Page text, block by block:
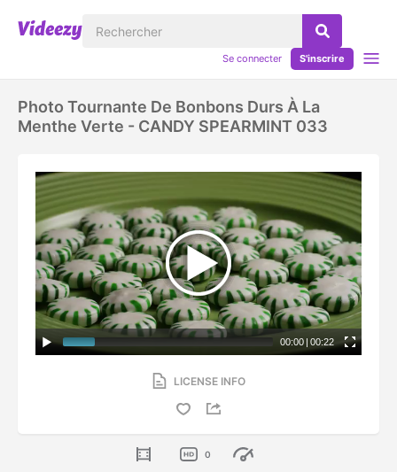
Se connecter S'inscrire
Photo Tournante De Bonbons Durs À La
Menthe Verte - CANDY SPEARMINT 033
00:00 | 00:22
LICENSE INFO
0